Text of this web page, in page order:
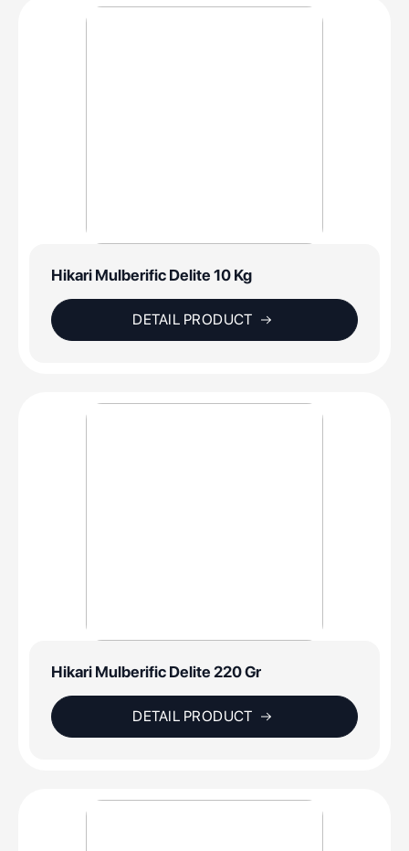
Hikari Mulberific Delite 10 Kg
DETAIL PRODUCT
Hikari Mulberific Delite 220 Gr
DETAIL PRODUCT